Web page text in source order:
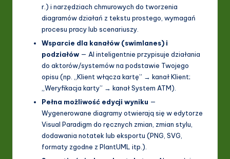
r.) i narzędziach chmurowych do tworzenia
diagramów działań z tekstu prostego, wymagań
procesu pracy lub scenariuszy.
Wsparcie dla kanałów (swimlanes) i
podziałów — AI inteligentnie przypisuje działania
do aktorów/systemów na podstawie Twojego
opisu (np. „Klient włącza kartę” → kanał Klient;
„Weryfikacja karty” → kanał System ATM).
Pełna możliwość edycji wyniku —
Wygenerowane diagramy otwierają się w edytorze
Visual Paradigm do ręcznych zmian, zmian stylu,
dodawania notatek lub eksportu (PNG, SVG,
formaty zgodne z PlantUML itp.).